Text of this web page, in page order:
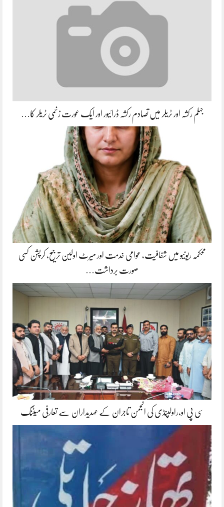
جہلم رکشہ اور ٹریلر میں تصادم رکشہ ڈرائیور اور ایک عورت زخمی ٹریلر کا…
محکمہ ریونیو میں شفافیت، عوامی خدمت اور میرٹ اولین ترجیح، کرپشن کسی
صورت برداشت…
سی پی او،راولپنڈی کی انجمن تاجران کے عہدیداران سے تعارفی میٹنگ